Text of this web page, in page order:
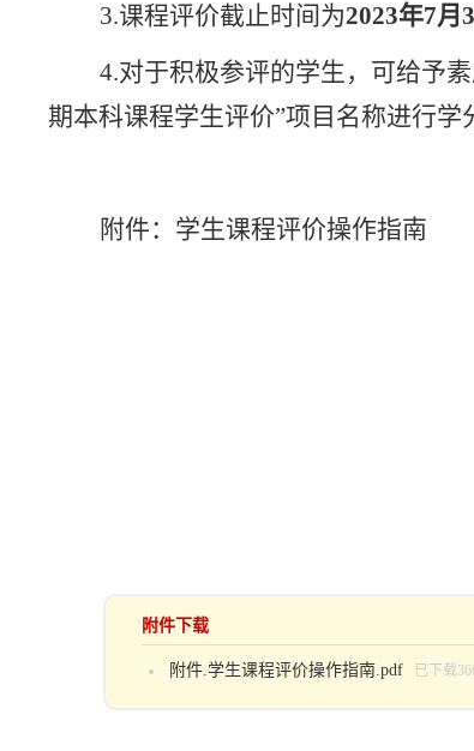
3.课程评价截 止时间为2023年7月
4.对于积极参评的学生，可给予
期本科课程学生评价”项目名称进行学
附件：学生课程评价操作指南
附件下载
附件.学生课程评价操作指南.pdf 已下载